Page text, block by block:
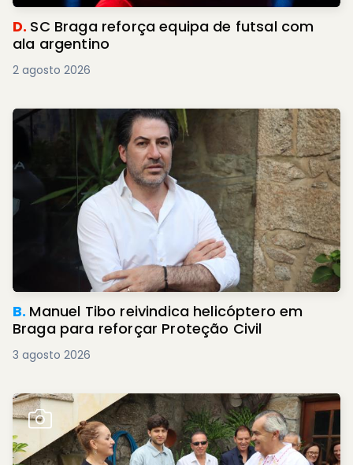
D. SC Braga reforça equipa de futsal com
ala argentino
2 agosto 2026
B. Manuel Tibo reivindica helicóptero em
Braga para reforçar Proteção Civil
3 agosto 2026